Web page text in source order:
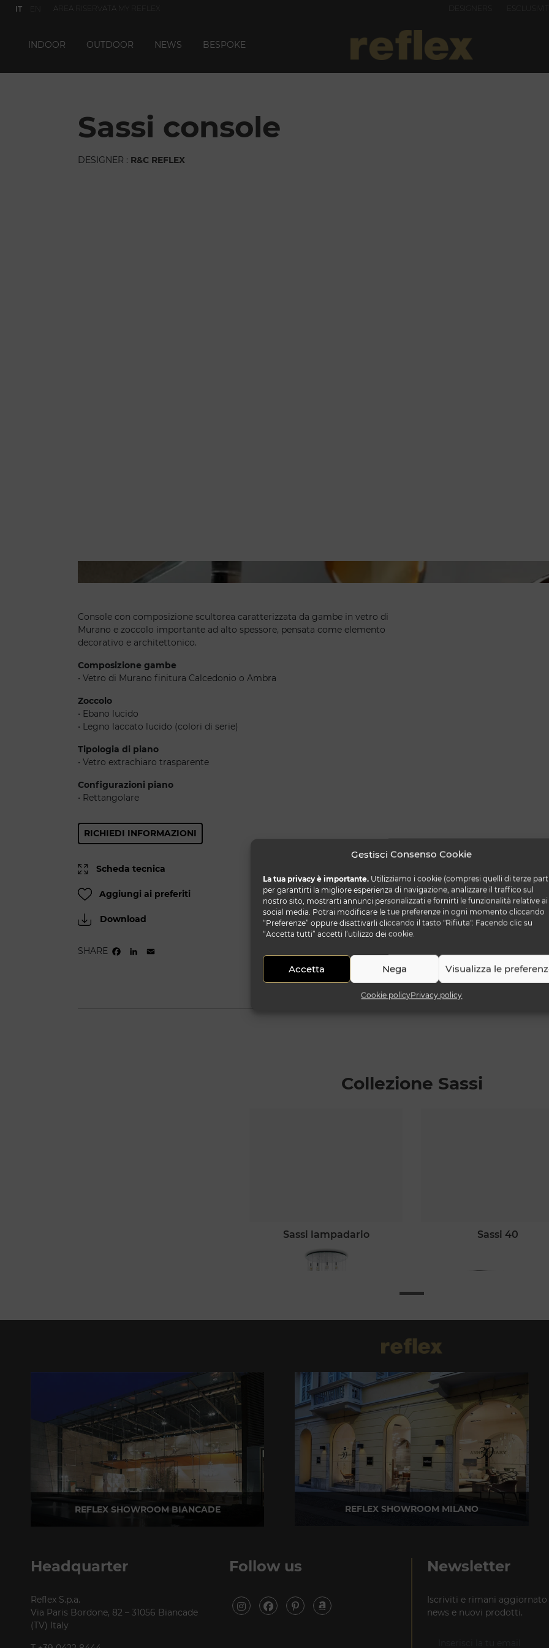
Gestisci Consenso Cookie
La tua privacy è importante. Utilizziamo i cookie (compresi quelli di terze
per garantirti la migliore esperienza di navigazione, analizzare il traffico sul
nostro sito, mostrarti annunci personalizzati e fornirti le funzionalità relative ai
social media. Potrai modificare le tue preferenze in ogni momento cliccando
“Preferenze” oppure disattivarli cliccando il tasto "Rifiuta". Facendo clic su
“Accetta tutti” accetti l’utilizzo dei cookie.
Accetta Nega Visualizza le
Cookie policyPrivacy policy
IT AREA RISERVATA MY REFLEX DESIGNERS
INDOOR OUTDOOR NEWS BESPOKE
sassi console
DESIGNER : R&C REFLEX
Console con composizione scultorea caratterizzata da gambe in vetro di
Murano e zoccolo importante ad alto spessore, pensata come elemento
decorativo e architettonico.
Composizione gambe
• Vetro di Murano finitura Calcedonio o Ambra
Zoccolo
• Ebano lucido
• Legno laccato lucido (colori di serie)
Tipologia di piano
• Vetro extrachiaro trasparente
Configurazioni piano
• Rettangolare
RICHIEDI INFORMAZIONI
Scheda tecnica
Aggiungi ai preferiti
Download
SHARE FACEBOOK
LINKEDIN
Collezione Sassi
sassi lampadario sassi 40
REFLEX SHOWROOM BIANCADE REFLEX SHOWROOM MILANO
Headquarter
Reflex S.p.a.
Via Paris Bordone, 82 – 31056 Biancade
(TV) Italy
Follow us Newsletter
Iscriviti e rimani aggiornato
news e nuovi prodotti.